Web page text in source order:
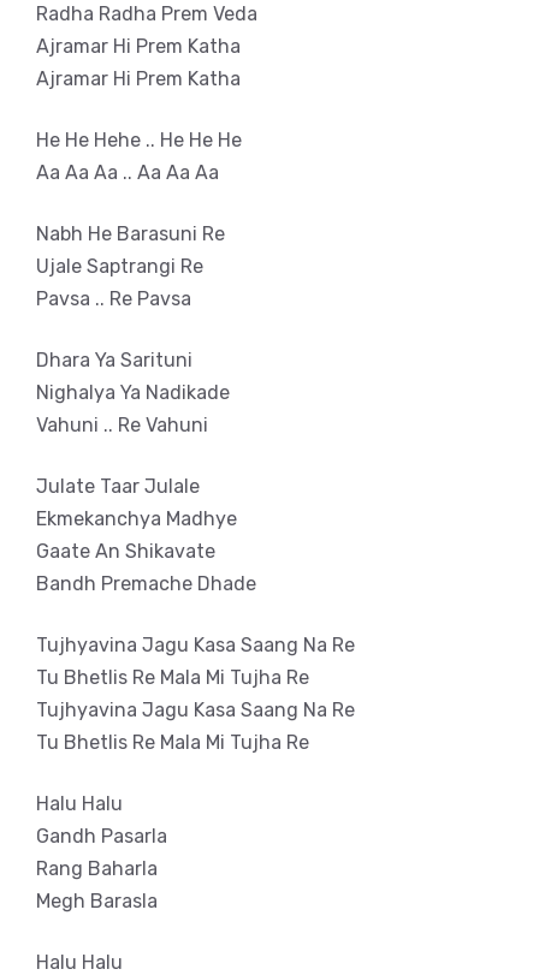
Radha Radha Prem Veda
Ajramar Hi Prem Katha
Ajramar Hi Prem Katha
He He Hehe .. He He He
Aa Aa Aa .. Aa Aa Aa
Nabh He Barasuni Re
Ujale Saptrangi Re
Pavsa .. Re Pavsa
Dhara Ya Sarituni
Nighalya Ya Nadikade
Vahuni .. Re Vahuni
Julate Taar Julale
Ekmekanchya Madhye
Gaate An Shikavate
Bandh Premache Dhade
Tujhyavina Jagu Kasa Saang Na Re
Tu Bhetlis Re Mala Mi Tujha Re
Tujhyavina Jagu Kasa Saang Na Re
Tu Bhetlis Re Mala Mi Tujha Re
Halu Halu
Gandh Pasarla
Rang Baharla
Megh Barasla
Halu Halu